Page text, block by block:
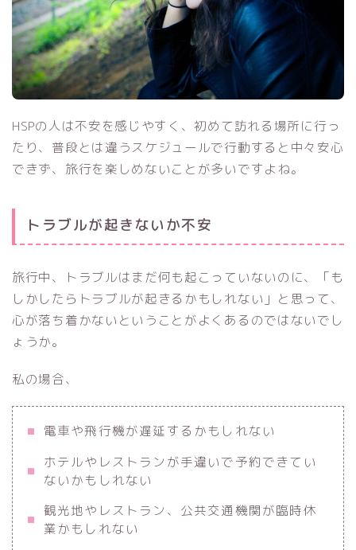
HSPの人は不安を感じやすく、初めて訪れる場所に行っ
たり、普段とは違うスケジュールで行動すると中々安心
できず、旅行を楽しめないことが多いですよね。
トラブルが起きないか不安
旅行中、トラブルはまだ何も起こっていないのに、「も
しかしたらトラブルが起きるかもしれない」と思って、
心が落ち着かないということがよくあるのではないでし
ょうか。
私の場合、
電車や飛行機が遅延するかもしれない
ホテルやレストランが手違いで予約できてい
ないかもしれない
観光地やレストラン、公共交通機関が臨時休
業かもしれない